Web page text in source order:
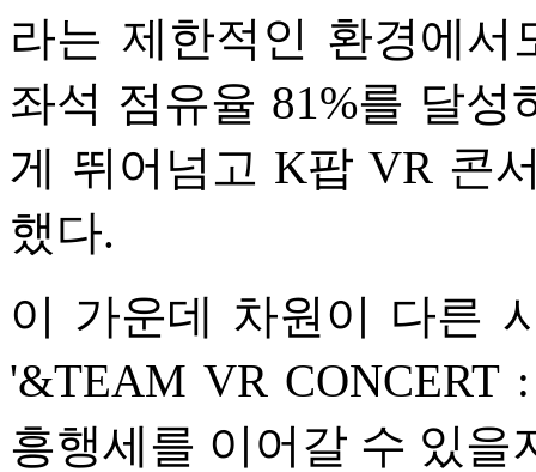
라는 제한적인 환경에
좌석 점유율 81%를 달
게 뛰어넘고 K팝 VR 콘
했다.
이 가운데 차원이 다른
'&TEAM VR CONCERT
흥행세를 이어갈 수 있을